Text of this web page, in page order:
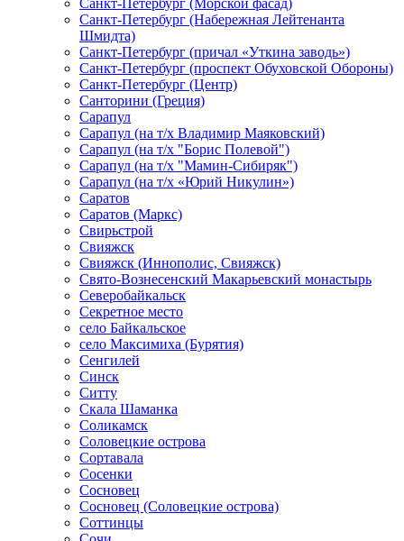
Санкт-Петербург (Морской фасад)
Санкт-Петербург (Набережная Лейтенанта
Шмидта)
Санкт-Петербург (причал «Уткина заводь»)
Санкт-Петербург (проспект Обуховской Обороны)
Санкт-Петербург (Центр)
Санторини (Греция)
Сарапул
Сарапул (на т/х Владимир Маяковский)
Сарапул (на т/х "Борис Полевой")
Сарапул (на т/х "Мамин-Сибиряк")
Сарапул (на т/х «Юрий Никулин»)
Саратов
Саратов (Маркс)
Свирьстрой
Свияжск
Свияжск (Иннополис, Свияжск)
Свято-Вознесенский Макарьевский монастырь
Северобайкальск
Секретное место
село Байкальское
село Максимиха (Бурятия)
Сенгилей
Синск
Ситту
Скала Шаманка
Соликамск
Соловецкие острова
Сортавала
Сосенки
Сосновец
Сосновец (Соловецкие острова)
Соттинцы